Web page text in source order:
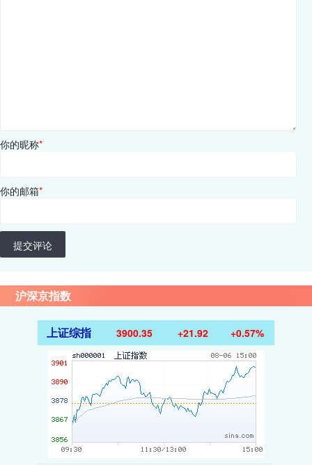
你的昵称*
你的邮箱*
提交评论
沪深京指数
上证综指 3900.35 +21.92 +0.57%